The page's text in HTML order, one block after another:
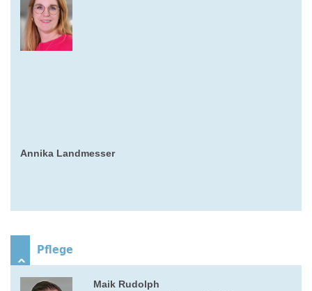
Annika Landmesser
Pflege
Maik Rudolph